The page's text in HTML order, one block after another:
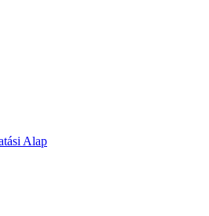
Alap